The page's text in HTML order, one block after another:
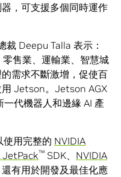
，可支援多個同時運作
裁 Deepu Talla 表示：
零售業、運輸業、智慧城
需求不斷激增，促使百
Jetson。Jetson AGX
代機器人和邊緣 AI 產
用完整的 NVIDIA
JetPack™ SDK、 NVIDIA
有用於開發及最佳化應